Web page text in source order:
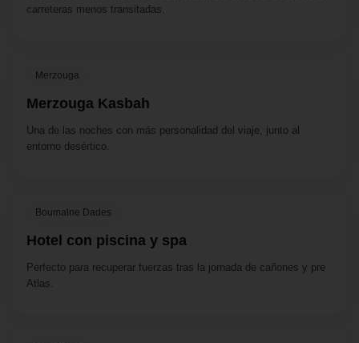
carreteras menos transitadas.
Merzouga
Merzouga Kasbah
Una de las noches con más personalidad del viaje, junto al
entorno desértico.
Boumalne Dades
Hotel con piscina y spa
Perfecto para recuperar fuerzas tras la jornada de cañones y pre
Atlas.